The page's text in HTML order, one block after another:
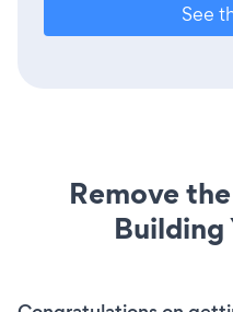
See
Remove
Building